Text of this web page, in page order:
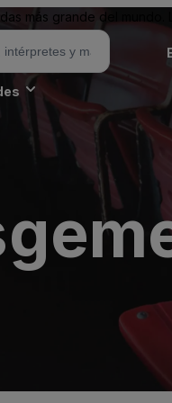
más grande del